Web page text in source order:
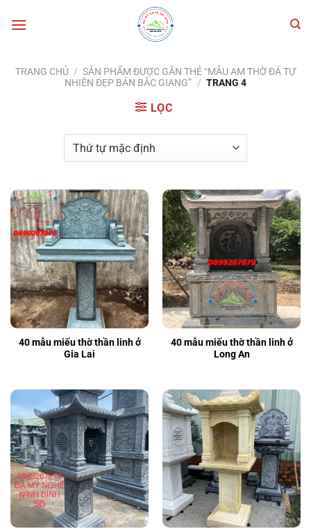
qua
TRANG CHỦ / SẢN PHẨM ĐƯỢC GẮN THẺ “MẪU AM THỜ ĐÁ TỰ
NHIÊN ĐẸP BÁN BẮC GIANG” / TRANG 4
LỌC
40 mẫu miếu thờ thần linh ở
Gia Lai
40 mẫu miếu thờ thần linh ở
Long An